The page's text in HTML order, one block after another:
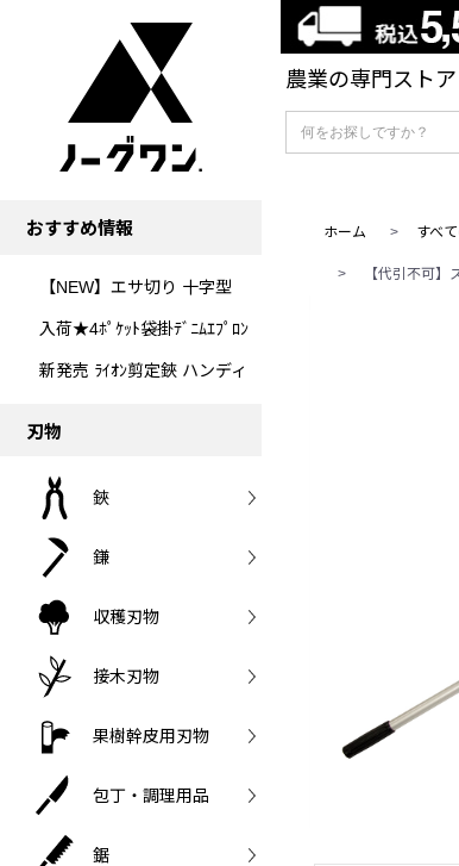
農業の専門スト
おすすめ情報
【NEW】エサ切り 十字型
入荷★4ﾎﾟｹｯﾄ袋掛ﾃﾞﾆﾑｴﾌﾟﾛﾝ
新発売 ﾗｲｵﾝ剪定鋏 ハンディ
刃物
鋏
鎌
収穫刃物
接木刃物
果樹幹皮用刃物
包丁・調理用品
鋸
ホーム > すべ
> 【代引不可】